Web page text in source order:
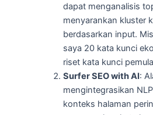
dapat menganalisis
menyarankan kluster
berdasarkan input.
saya 20 kata kunci
riset kata kunci
Surfer SEO with AI:
mengintegrasikan
konteks halaman